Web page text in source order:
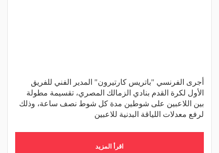
أجرى الفرنسي "باتريس كارتيرون" المدير الفني للفريق
الأول لكرة القدم بنادي الزمالك المصري، تقسيمة مطولة
بين اللاعبين على شوطين مدة كل شوط نصف ساعة، وذلك
لرفع معدلات اللياقة البدنية للاعبين
اقرأ المزيد